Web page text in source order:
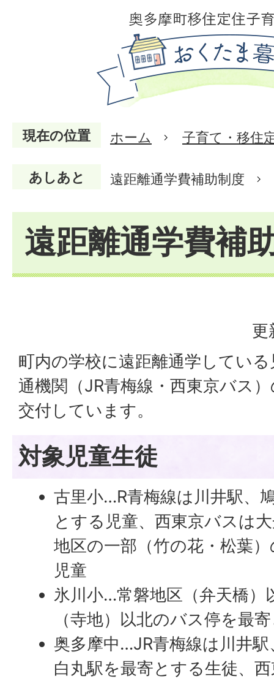
現在の位置 ホーム 子育て・移住
あしあと 遠距離通学費補助制度
遠距離通学費補
更
町内の学校に遠距離通学してい
通機関（JR青梅線・西東京バス
交付しています。
対象児童生徒
古里小…R青梅線は川井駅、
とする児童、西東京バスは
地区の一部（竹の花・松葉
児童
氷川小…常磐地区（弁天橋）
（寺地）以北のバス停を最
奥多摩中…JR青梅線は川井
白丸駅を最寄とする生徒、